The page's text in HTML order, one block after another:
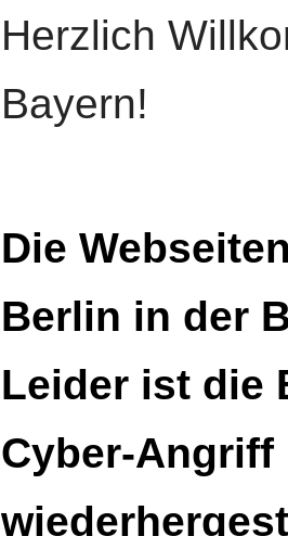
Herzlich
Bayern!
Die
Berlin in der
Leider ist die
Cyber-